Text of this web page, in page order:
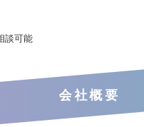
談可能
会社概要